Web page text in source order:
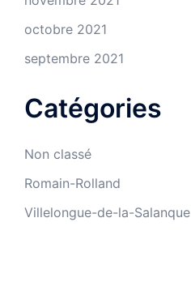
octobre 2021
septembre 2021
Catégories
Non classé
Romain-Rolland
Villelongue-de-la-Salanque